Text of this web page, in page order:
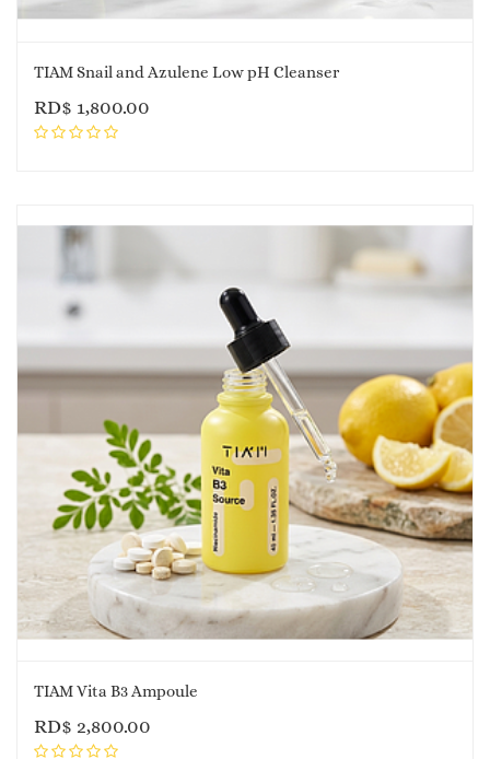
TIAM Snail and Azulene Low pH Cleanser
RD$ 1,800.00
TIAM Vita B3 Ampoule
RD$ 2,800.00